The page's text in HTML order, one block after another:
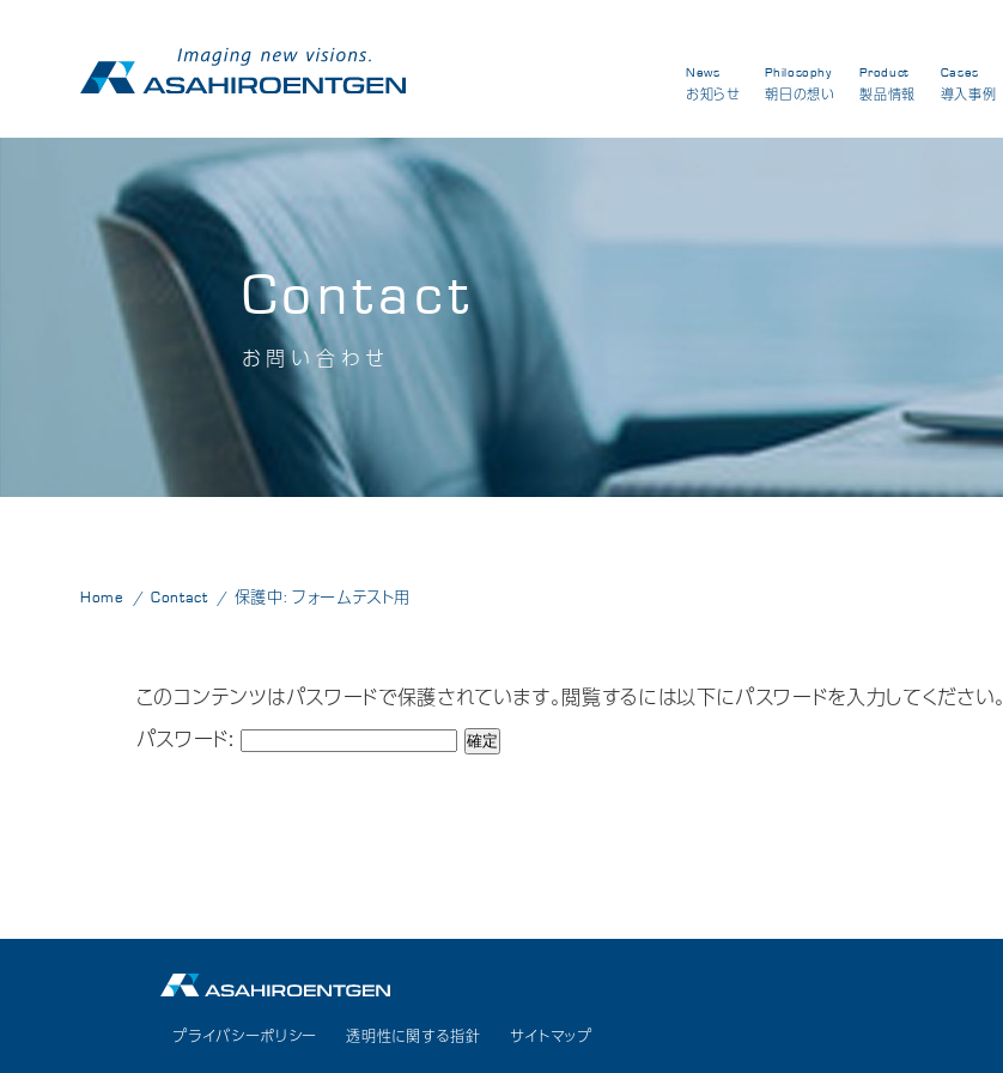
News
お知らせ
Philosophy
朝日の想い
Product
製品情報
Cases
導入事例
Contact
お問い合わせ
Home Contact 保護中: フォームテスト用
このコンテンツはパスワードで保護されています。閲覧するには以下にパスワードを入力してください。
パスワード:
プライバシーポリシー 透明性に関する指針 サイトマップ